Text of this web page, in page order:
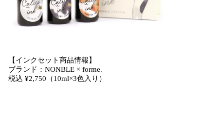
【インクセット商品情報】
ブランド：NONBLE × forme.
税込 ¥2,750（10ml×3色入り）